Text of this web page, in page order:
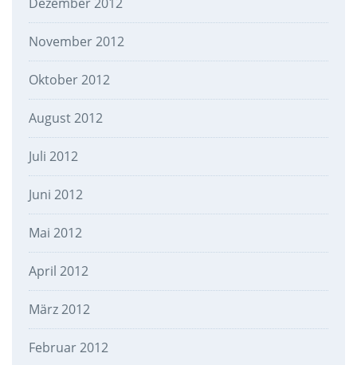
Dezember 2012
November 2012
Oktober 2012
August 2012
Juli 2012
Juni 2012
Mai 2012
April 2012
März 2012
Februar 2012